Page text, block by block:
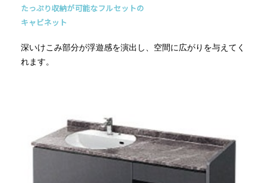
たっぷり収納が可能なフルセットの
キャビネット
深いけこみ部分が浮遊感を演出し、空間に広がりを与えてく
れます。